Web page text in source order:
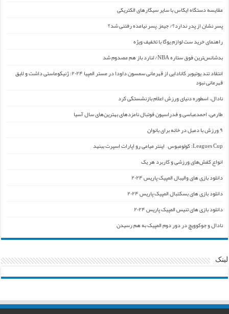
مقایسه دستگاه ایکاس با سایر سیگارهای الکتریکی
پسر نشان از پدر ندارد؟/ جیمز ِ پسر نیامده رفتنی شد؟
راهنمای خرید ست لوازم یوگا با تخفیف ویژه
بدشانس‌ترین فوق ستاره NBA/ لنارد باز هم مصدوم شد
انتقاد تند یوتیوبر کانادایی از قهرمانی سمسون داودا در مستر المپیا ۲۰۲۴: ژنیکوماستی داشت و لایق
قهرمانی نبود
نادال، اسطوره دنیای ورزش اعلام بازنشستگی کرد
طارمی، احمدعباسی و فدراسیون فوتبال نامزدهای بهترین‌های سال آسیا
۹ ورزش با دمبل در خانه برای بانوان
Leagues Cup: کولومبوس – اینتر میامی رو اپارات اسپرت ببنید
انواع کفش‌های ورزشی و کاربرد هر یک
دانلود بازی های والیبال المپیک پاریس ۲۰۲۴
دانلود بازی های بسکتبال المپیک پاریس ۲۰۲۴
دانلود بازی های تنیس المپیک پاریس ۲۰۲۴
نادال و جوکوویچ در دور دوم المپیک به هم رسیدن
لینک